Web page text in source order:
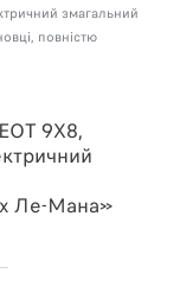
змагальний
повністю
9X8,
Ле-Мана»